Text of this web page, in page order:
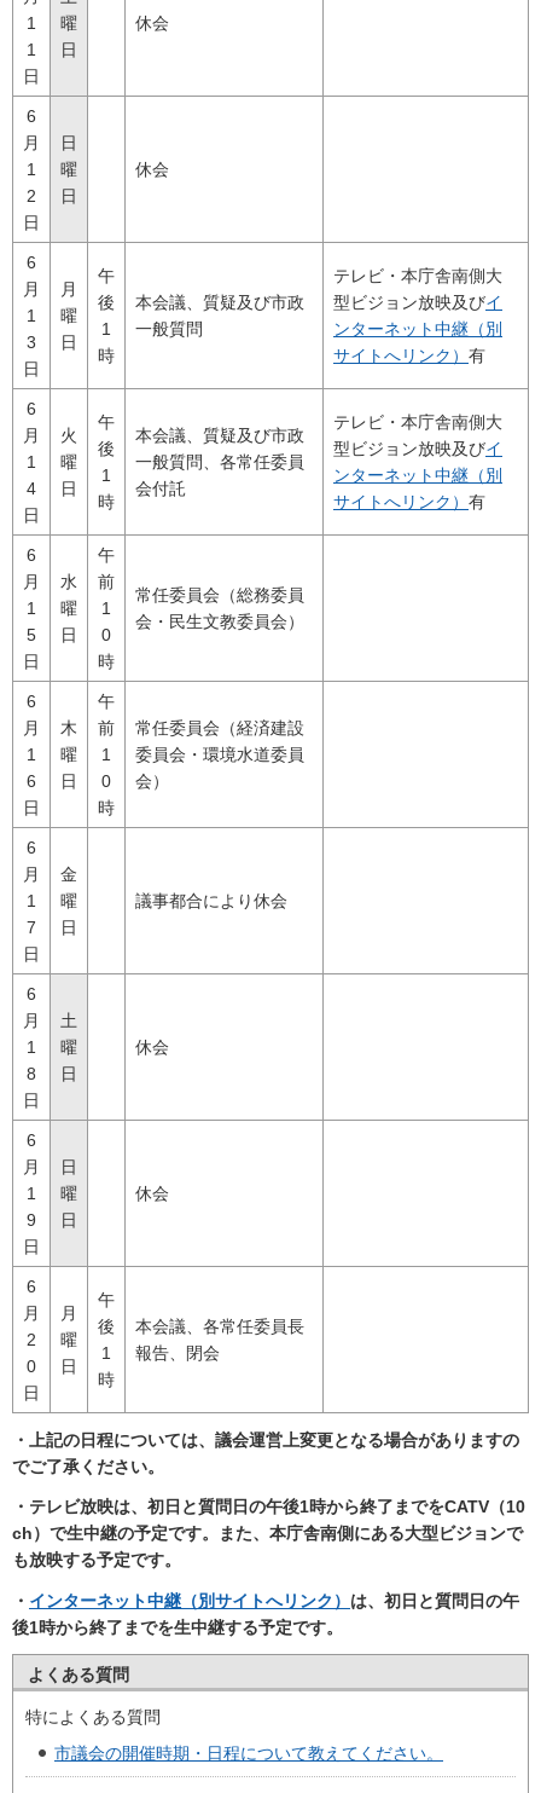
1
1
日
曜
日
休会
6
月
1
2
日
日
曜
日
休会
6
月
1
3
日
月
曜
日
午
後
1
時
本会議、質疑及び市政
一般質問
テレビ・本庁舎南側大
型ビジョン放映及びイ
ンターネット中継（別
サイトへリンク） 有
6
月
1
4
日
火
曜
日
午
後
1
時
本会議、質疑及び市政
一般質問、各常任委員
会付託
テレビ・本庁舎南側大
型ビジョン放映及びイ
ンターネット中継（別
サイトへリンク） 有
6
月
1
5
日
水
曜
日
午
前
1
0
時
常任委員会（総務委員
会・民生文教委員会）
6
月
1
6
日
木
曜
日
午
前
1
0
時
常任委員会（経済建設
委員会・環境水道委員
会）
6
月
1
7
日
金
曜
日
議事都合により休会
6
月
1
8
日
土
曜
日
休会
6
月
1
9
日
日
曜
日
休会
6
月
2
0
日
月
曜
日
午
後
1
時
本会議、各常任委員長
報告、閉会
・上記の日程については、議会運営上変更となる場合がありますの
でご了承ください。
・テレビ放映は、初日と質問日の午後1時から終了までをCATV（10
ch）で生中継の予定です。また、本庁舎南側にある大型ビジョンで
も放映する予定です。
・ インターネット中継（別サイトへリンク） は、初日と質問日の午
後1時から終了までを生中継する予定です。
よくある質問
特によくある質問
市議会の開催時期・日程について教えてください。